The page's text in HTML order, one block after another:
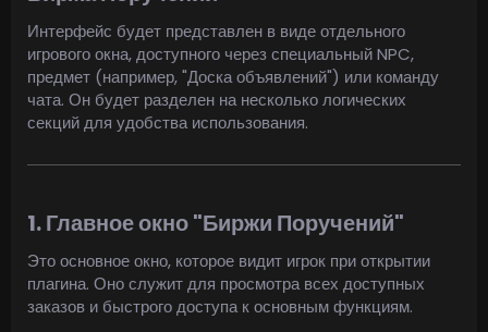
Интерфейс будет представлен в виде отдельного
игрового окна, доступного через специальный NPC,
предмет (например, "Доска объявлений") или команду
чата. Он будет разделен на несколько логических
секций для удобства использования.
1. Главное окно "Биржи Поручений"
Это основное окно, которое видит игрок при открытии
плагина. Оно служит для просмотра всех доступных
заказов и быстрого доступа к основным функциям.